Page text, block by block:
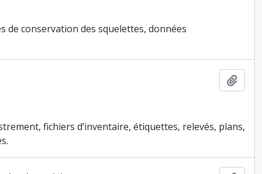
de conservation des squelettes, données
fichiers d’inventaire, étiquettes, relevés, plans,